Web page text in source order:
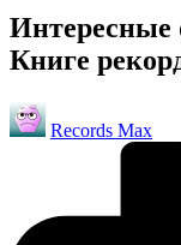
Интересные
Книге
Запись
от
Records Max